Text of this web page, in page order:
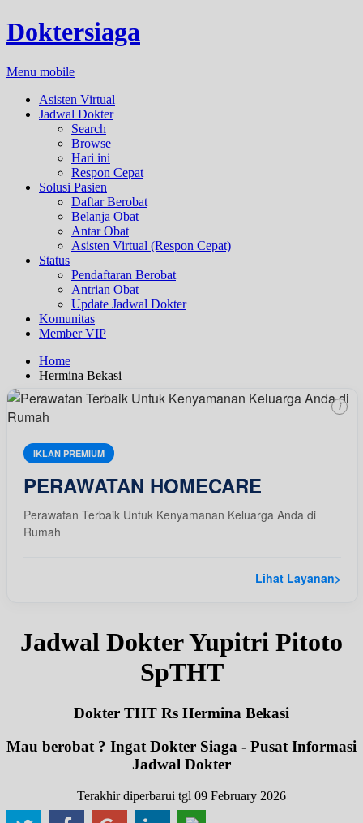
Doktersiaga
Menu mobile
Asisten Virtual
Jadwal Dokter
Search
Browse
Hari ini
Respon Cepat
Solusi Pasien
Daftar Berobat
Belanja Obat
Antar Obat
Asisten Virtual (Respon Cepat)
Status
Pendaftaran Berobat
Antrian Obat
Update Jadwal Dokter
Komunitas
Member VIP
Home
Hermina Bekasi
IKLAN PREMIUM
PERAWATAN HOMECARE
Perawatan Terbaik Untuk Kenyamanan Keluarga Anda di
Rumah
Lihat Layanan>
i
Jadwal Dokter Yupitri Pitoto
SpTHT
Dokter THT Rs Hermina Bekasi
Mau berobat ? Ingat Dokter Siaga - Pusat Informasi
Jadwal Dokter
Terakhir diperbarui tgl 09 February 2026